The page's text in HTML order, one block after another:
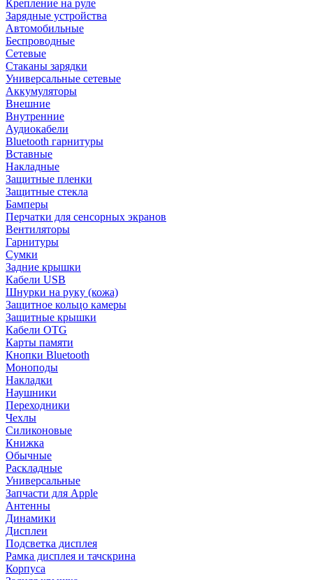
Крепление на руле
Зарядные устройства
Автомобильные
Беспроводные
Сетевые
Стаканы зарядки
Универсальные сетевые
Аккумуляторы
Внешние
Внутренние
Аудиокабели
Bluetooth гарнитуры
Вставные
Накладные
Защитные пленки
Защитные стекла
Бамперы
Перчатки для сенсорных экранов
Вентиляторы
Гарнитуры
Сумки
Задние крышки
Кабели USB
Шнурки на руку (кожа)
Защитное кольцо камеры
Защитные крышки
Кабели OTG
Карты памяти
Кнопки Bluetooth
Моноподы
Накладки
Наушники
Переходники
Чехлы
Силиконовые
Книжка
Обычные
Раскладные
Универсальные
Запчасти для Apple
Антенны
Динамики
Дисплеи
Подсветка дисплея
Рамка дисплея и тачскрина
Корпуса